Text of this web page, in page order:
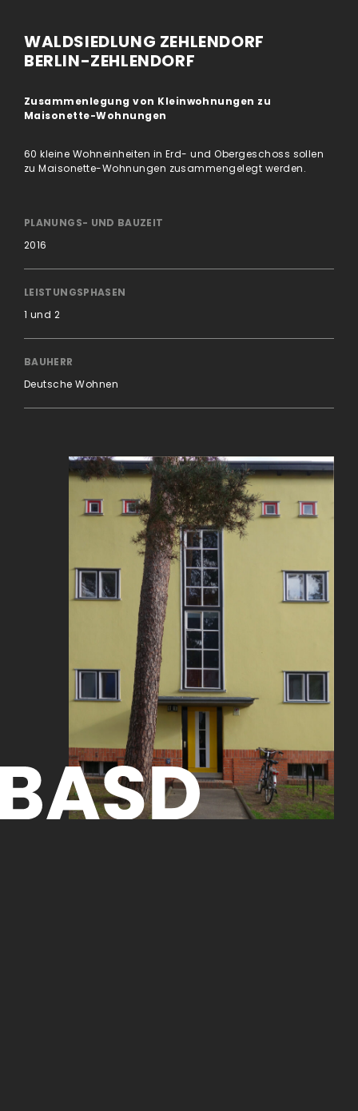
WALDSIEDLUNG ZEHLENDORF
BERLIN-ZEHLENDORF
Zusammenlegung von Kleinwohnungen zu
Maisonette-Wohnungen
60 kleine Wohneinheiten in Erd- und Obergeschoss sollen
zu Maisonette-Wohnungen zusammengelegt werden.
PLANUNGS- UND BAUZEIT
2016
LEISTUNGSPHASEN
1 und 2
BAUHERR
Deutsche Wohnen